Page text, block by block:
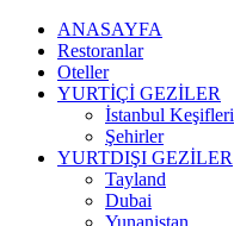
ANASAYFA
Restoranlar
Oteller
YURTİÇİ GEZİLER
İstanbul Keşifleri
Şehirler
YURTDIŞI GEZİLER
Tayland
Dubai
Yunanistan